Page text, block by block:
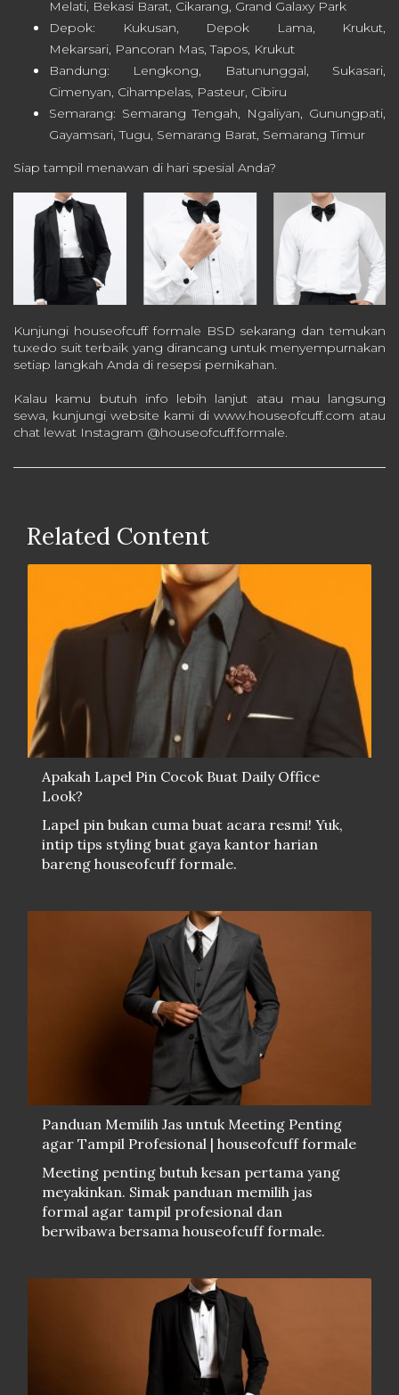
Melati, Bekasi Barat, Cikarang, Grand Galaxy Park
Depok: Kukusan, Depok Lama, Krukut,
Mekarsari, Pancoran Mas, Tapos, Krukut
Bandung: Lengkong, Batununggal, Sukasari,
Cimenyan, Cihampelas, Pasteur, Cibiru
Semarang: Semarang Tengah, Ngaliyan, Gunungpati,
Gayamsari, Tugu, Semarang Barat, Semarang Timur
Siap tampil menawan di hari spesial Anda?
Kunjungi houseofcuff formale BSD sekarang dan temukan
tuxedo suit terbaik yang dirancang untuk menyempurnakan
setiap langkah Anda di resepsi pernikahan.
Kalau kamu butuh info lebih lanjut atau mau langsung
sewa, kunjungi website kami di www.houseofcuff.com atau
chat lewat Instagram @houseofcuff.formale.
Related Content
Apakah Lapel Pin Cocok Buat Daily Office
Look?
Lapel pin bukan cuma buat acara resmi! Yuk,
intip tips styling buat gaya kantor harian
bareng houseofcuff formale.
Panduan Memilih Jas untuk Meeting Penting
agar Tampil Profesional | houseofcuff formale
Meeting penting butuh kesan pertama yang
meyakinkan. Simak panduan memilih jas
formal agar tampil profesional dan
berwibawa bersama houseofcuff formale.